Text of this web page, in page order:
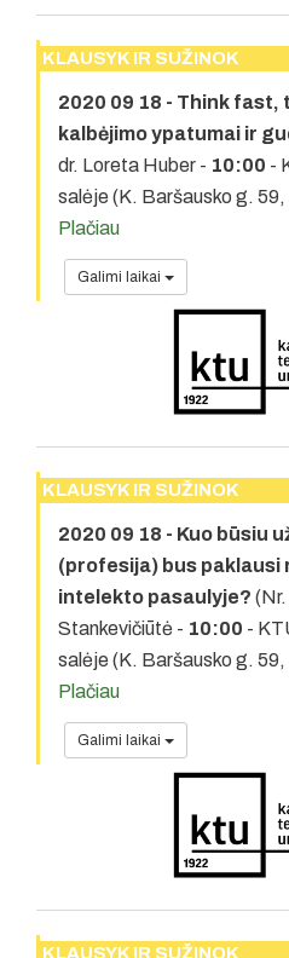
KLAUSYK IR SUŽINOK
2020 09 18 - Think
kalbėjimo ypatumai ir
dr. Loreta Huber - 10:00 -
salėje (K. Baršausko g.
Plačiau
Galimi laikai
KLAUSYK IR SUŽINOK
2020 09 18 - Kuo būsiu
(profesija) bus
intelekto pasaulyje?
Stankevičiūtė - 10:00 -
salėje (K. Baršausko g.
Plačiau
Galimi laikai
KLAUSYK IR SUŽINOK